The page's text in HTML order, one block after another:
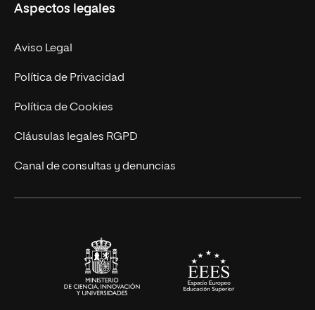
Doctorados
Experto Universitario
Postgrados
Cursos Universitarios
Facultades
Nuestro Equipo
Trabaja en UNIR
Actualidad
UNIR Revista
Eventos
Aspectos legales
Aviso Legal
Política de Privacidad
Política de Cookies
Cláusulas legales RGPD
Canal de consultas y denuncias